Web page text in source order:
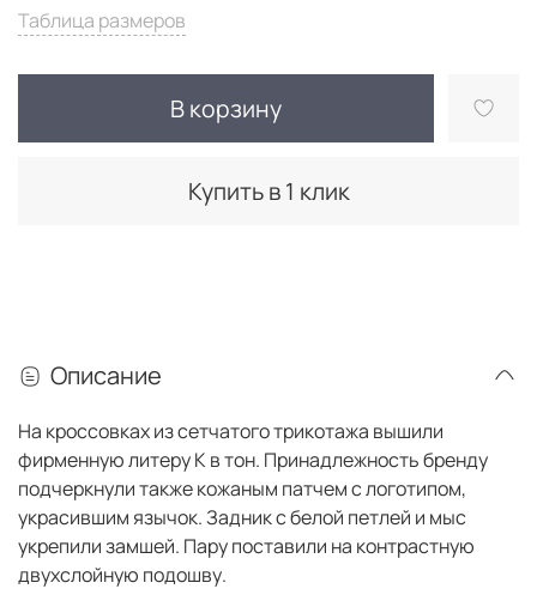
Таблица размеров
В корзину
Купить в 1 клик
Описание
На кроссовках из сетчатого трикотажа вышили
фирменную литеру K в тон. Принадлежность бренду
подчеркнули также кожаным патчем с логотипом,
украсившим язычок. Задник с белой петлей и мыс
укрепили замшей. Пару поставили на контрастную
двухслойную подошву.